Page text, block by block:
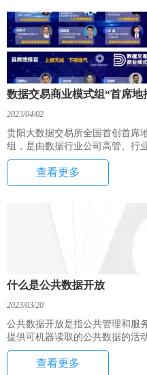
数据交易商业模式组“首席地
2023/04/02
贵阳大数据交易所全国首创首席
组，是由数据行业公司高管、行
查看更多
什么是公共数据开放
2023/03/20
公共数据开放是指公共管理和服
提供可机器读取的公共数据的活动
查看更多